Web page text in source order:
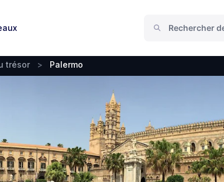
trésor > Palermo